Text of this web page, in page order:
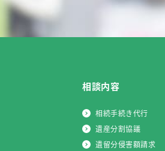
相談内容
相続手続き代行
遺産分割協議
遺留分侵害額請求